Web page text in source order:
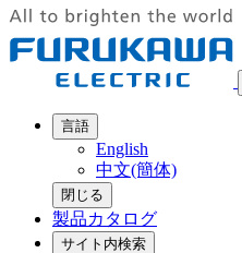
言語
English
中文(簡体)
閉じる
製品カタログ
サイト内検索